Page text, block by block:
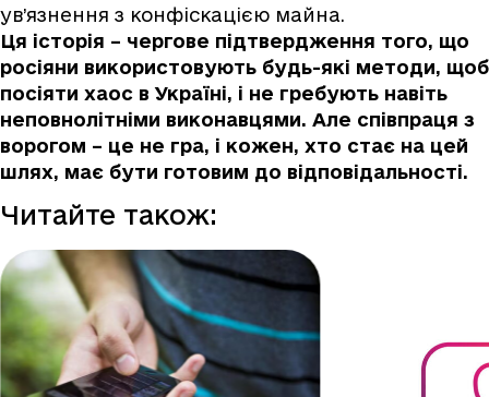
ув’язнення з конфіскацією майна.
Ця історія – чергове підтвердження того, що
росіяни використовують будь-які методи, щоб
посіяти хаос в Україні, і не гребують навіть
неповнолітніми виконавцями. Але співпраця з
ворогом – це не гра, і кожен, хто стає на цей
шлях, має бути готовим до відповідальності.
Читайте також: